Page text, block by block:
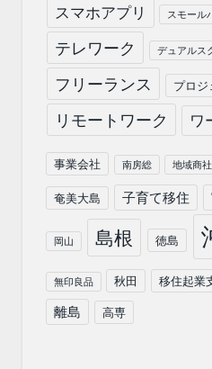
スマホアプリ スモール
テレワーク デュアルス
フリーランス プロ
リモートワーク ワ
事業会社 南房総 地域商社
奄美大島 子育て移住
岡山 島根 徳島
無印良品 秋田 移住起業
離島 高専